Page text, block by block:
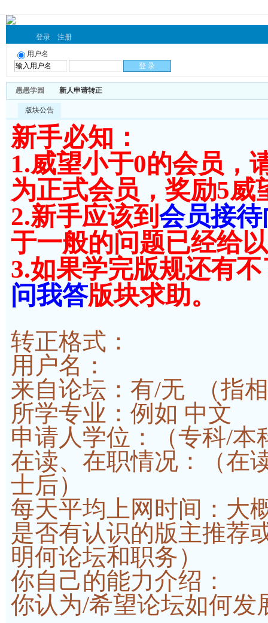
登录 注册
用户名
愚愚学园 新人申请转正
版块公告
新手必知：
1.威望小于0的会员，
为正式会员，奖励5威
2.新手应该到 会员接
于一般的问题已经给
3.如果学完版规还有
问我答版块求助。
转正格式：
用户名：
来自论坛：有/无 （指
所学专业：例如 中文
申请人学位：（专科/本
在读、在职情况：（在
士后）
每天平均上网时间：大
是否有认识的版主推荐
明何论坛和职务）
你自己的能力介绍：
你认为/希望论坛如何发